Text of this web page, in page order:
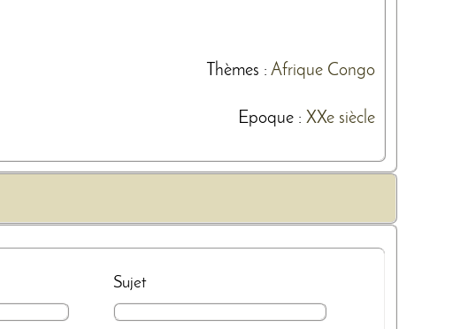
Thèmes : Afrique Congo
Epoque : XXe siècle
Sujet